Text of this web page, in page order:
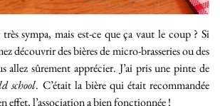
sympa, mais est-ce que ça vaut le coup ? Si
découvrir des bières de micro-brasseries ou des
allez sûrement apprécier. J’ai pris une pinte de
school. C’était la bière qui était recommandée
effet, l’association a bien fonctionnée !